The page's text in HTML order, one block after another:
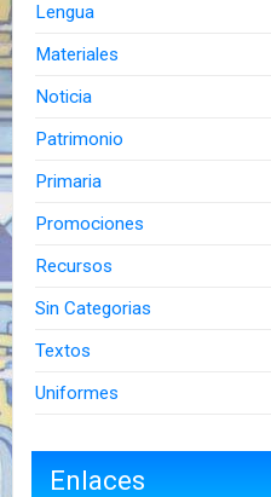
Lengua
Materiales
Noticia
Patrimonio
Primaria
Promociones
Recursos
Sin Categorias
Textos
Uniformes
Enlaces